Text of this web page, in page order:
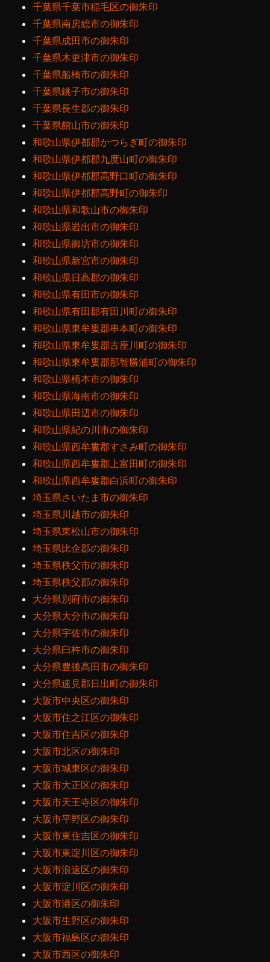
千葉県千葉市稲毛区の御朱印
千葉県南房総市の御朱印
千葉県成田市の御朱印
千葉県木更津市の御朱印
千葉県船橋市の御朱印
千葉県銚子市の御朱印
千葉県長生郡の御朱印
千葉県館山市の御朱印
和歌山県伊都郡かつらぎ町の御朱印
和歌山県伊都郡九度山町の御朱印
和歌山県伊都郡高野口町の御朱印
和歌山県伊都郡高野町の御朱印
和歌山県和歌山市の御朱印
和歌山県岩出市の御朱印
和歌山県御坊市の御朱印
和歌山県新宮市の御朱印
和歌山県日高郡の御朱印
和歌山県有田市の御朱印
和歌山県有田郡有田川町の御朱印
和歌山県東牟婁郡串本町の御朱印
和歌山県東牟婁郡古座川町の御朱印
和歌山県東牟婁郡那智勝浦町の御朱印
和歌山県橋本市の御朱印
和歌山県海南市の御朱印
和歌山県田辺市の御朱印
和歌山県紀の川市の御朱印
和歌山県西牟婁郡すさみ町の御朱印
和歌山県西牟婁郡上富田町の御朱印
和歌山県西牟婁郡白浜町の御朱印
埼玉県さいたま市の御朱印
埼玉県川越市の御朱印
埼玉県東松山市の御朱印
埼玉県比企郡の御朱印
埼玉県秩父市の御朱印
埼玉県秩父郡の御朱印
大分県別府市の御朱印
大分県大分市の御朱印
大分県宇佐市の御朱印
大分県臼杵市の御朱印
大分県豊後高田市の御朱印
大分県速見郡日出町の御朱印
大阪市中央区の御朱印
大阪市住之江区の御朱印
大阪市住吉区の御朱印
大阪市北区の御朱印
大阪市城東区の御朱印
大阪市大正区の御朱印
大阪市天王寺区の御朱印
大阪市平野区の御朱印
大阪市東住吉区の御朱印
大阪市東淀川区の御朱印
大阪市浪速区の御朱印
大阪市淀川区の御朱印
大阪市港区の御朱印
大阪市生野区の御朱印
大阪市福島区の御朱印
大阪市西区の御朱印